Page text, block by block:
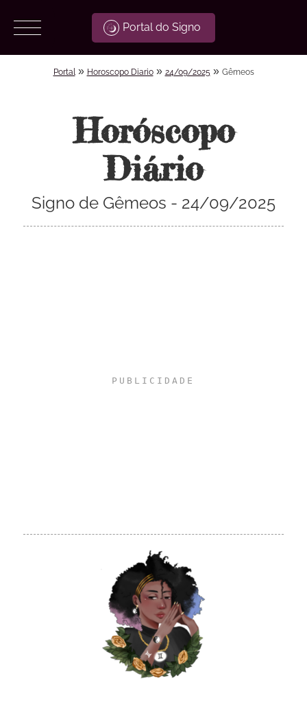
Portal do Signo
Portal » Horoscopo Diario» 24/09/2025 » Gêmeos
Horóscopo
Diário
Signo de Gêmeos - 24/09/2025